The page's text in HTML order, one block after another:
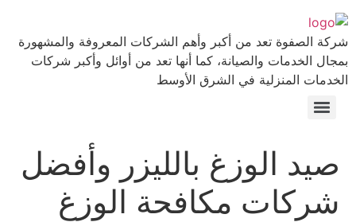
شركة الصفوة تعد من أكبر وأهم الشركات المعروفة والمشهورة
بمجال الخدمات والصيانة، كما أنها تعد من أوائل وأكبر شركات
الخدمات المنزلية في الشرق الأوسط
صيد الوزغ بالليزر وأفضل
شركات مكافحة الوزغ